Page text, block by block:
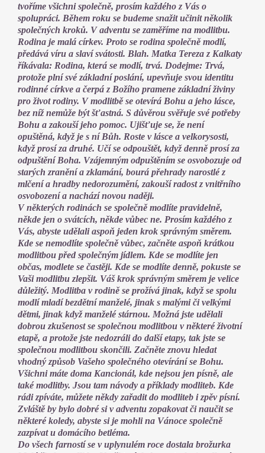
tvoříme všichni společně, prosím každého z Vás o
spolupráci. Během roku se budeme snažit učinit několik
společných kroků. V adventu se zaměříme na modlitbu.
Rodina je malá církev. Proto se rodina společně modlí,
předává víru a slaví svátosti. Blah. Matka Tereza z Kalkaty
říkávala: Rodina, která se modlí, trvá. Dodejme: Trvá,
protože plní své základní poslání, upevňuje svou identitu
rodinné církve a čerpá z Božího pramene základní živiny
pro život rodiny. V modlitbě se otevírá Bohu a jeho lásce,
bez níž nemůže být šťastná. S důvěrou svěřuje své potřeby
Bohu a zakouší jeho pomoc. Ujišťuje se, že není
opuštěná, když je s ní Bůh. Roste v lásce a velkorysosti,
když prosí za druhé. Učí se odpouštět, když denně prosí za
odpuštění Boha. Vzájemným odpuštěním se osvobozuje od
starých zranění a zklamání, bourá přehrady narostlé z
mlčení a hradby nedorozumění, zakouší radost z vnitřního
osvobození a nachází novou naději.
V některých rodinách se společně modlíte pravidelně,
někde jen o svátcích, někde vůbec ne. Prosím každého z
Vás, abyste udělali aspoň jeden krok správným směrem.
Kde se nemodlíte společně vůbec, začněte aspoň krátkou
modlitbou před společným jídlem. Kde se modlíte jen
občas, modlete se častěji. Kde se modlíte denně, pokuste se
Vaši modlitbu zlepšit. Váš krok správným směrem je velice
důležitý. Modlitba v rodině se prožívá jinak, když se spolu
modlí mladí bezdětní manželé, jinak s malými či velkými
dětmi, jinak když manželé stárnou. Možná jste udělali
dobrou zkušenost se společnou modlitbou v některé životní
etapě, a protože jste nedozráli do další etapy, tak jste se
společnou modlitbou skončili. Začněte znovu hledat
vhodný způsob Vašeho společného otevírání se Bohu.
Všichni máte doma Kancionál, kde nejsou jen písně, ale
také modlitby. Jsou tam návody a příklady modliteb. Kde
rádi zpíváte, můžete někdy zařadit do modliteb i zpěv písní.
Zvláště by bylo dobré si v adventu zopakovat či naučit se
některé koledy, abyste si je mohli na Vánoce společně
zazpívat u domácího betléma.
Do všech farností se v uplynulém roce dostala brožurka